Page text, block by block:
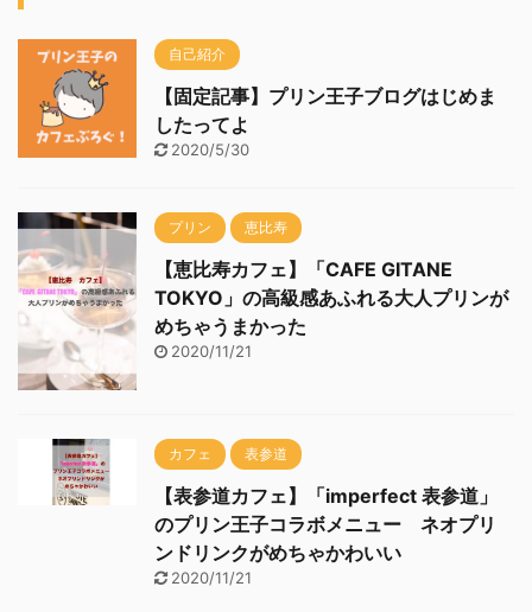
自己紹介
【固定記事】プリン王子ブログはじめま
したってよ
2020/5/30
プリン 恵比寿
【恵比寿カフェ】「CAFE GITANE
TOKYO」の高級感あふれる大人プリンが
めちゃうまかった
2020/11/21
カフェ 表参道
【表参道カフェ】「imperfect 表参道」
のプリン王子コラボメニュー ネオプリ
ンドリンクがめちゃかわいい
2020/11/21